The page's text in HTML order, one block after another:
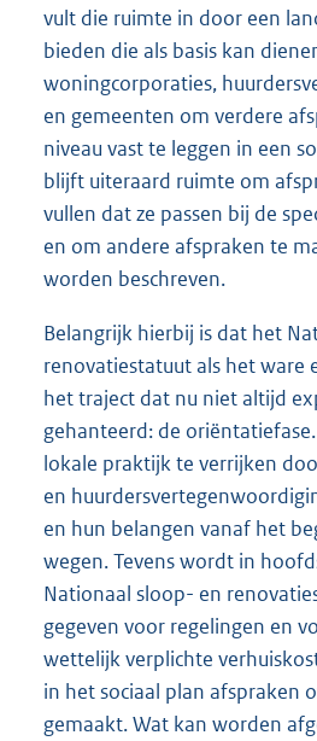
vult die ruimte in door een
bieden die als basis kan
woningcorporaties,
en gemeenten om verdere
niveau vast te leggen in een
blijft uiteraard ruimte om
vullen dat ze passen bij de
en om andere afspraken te
worden beschreven.
Belangrijk hierbij is dat het
renovatiestatuut als het ware
het traject dat nu niet altijd
gehanteerd: de
lokale praktijk te verrijken
en
en hun belangen vanaf het
wegen. Tevens wordt in
Nationaal sloop- en
gegeven voor regelingen en
wettelijk verplichte
in het sociaal plan afspraken
gemaakt. Wat kan worden